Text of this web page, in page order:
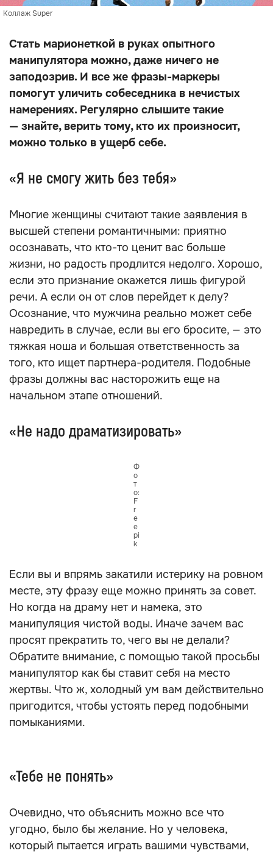
Коллаж Super
Стать марионеткой в руках опытного
манипулятора можно, даже ничего не
заподозрив. И все же фразы-маркеры
помогут уличить собеседника в нечистых
намерениях. Регулярно слышите такие
— знайте, верить тому, кто их произносит,
можно только в ущерб себе.
«Я не смогу жить без тебя»
Многие женщины считают такие заявления в
высшей степени романтичными: приятно
осознавать, что кто-то ценит вас больше
жизни, но радость продлится недолго. Хорошо,
если это признание окажется лишь фигурой
речи. А если он от слов перейдет к делу?
Осознание, что мужчина реально может себе
навредить в случае, если вы его бросите, — это
тяжкая ноша и большая ответственность за
того, кто ищет партнера-родителя. Подобные
фразы должны вас насторожить еще на
начальном этапе отношений.
«Не надо драматизировать»
месте, эту фразу еще можно принять за совет.
Но когда на драму нет и намека, это
просят прекратить то, чего вы не делали?
Обратите внимание, с помощью такой просьбы
манипулятор как бы ставит себя на место